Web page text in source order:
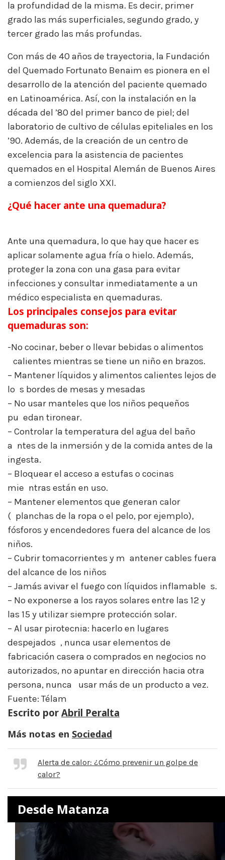
la profundidad de la misma. Es decir, primer
grado las más superficiales, segundo grado, y
tercer grado las más profundas.
Con más de 40 años de trayectoria, la Fundación
del Quemado Fortunato Benaim es pionera en el
desarrollo de la atención del paciente quemado
en Latinoamérica. Así, con la instalación en la
década del ’80 del primer banco de piel; del
laboratorio de cultivo de células epiteliales en los
’90. Además, de la creación de un centro de
excelencia para la asistencia de pacientes
quemados en el Hospital Alemán de Buenos Aires
a comienzos del siglo XXI.
¿Qué hacer ante una quemadura?
Ante una quemadura, lo que hay que hacer es
aplicar solamente agua fría o hielo. Además,
proteger la zona con una gasa para evitar
infecciones y consultar inmediatamente a un
médico especialista en quemaduras.
Los principales consejos para evitar
quemaduras son:
-No cocinar, beber o llevar bebidas o alimentos
calientes mientras se tiene un niño en brazos.
– Mantener líquidos y alimentos calientes lejos de
lo s bordes de mesas y mesadas
– No usar manteles que los niños pequeños
pu edan tironear.
– Controlar la temperatura del agua del baño
a ntes de la inmersión y de la comida antes de la
ingesta.
– Bloquear el acceso a estufas o cocinas
mie ntras están en uso.
– Mantener elementos que generan calor
( planchas de la ropa o el pelo, por ejemplo),
fósforos y encendedores fuera del alcance de los
niños.
– Cubrir tomacorrientes y m antener cables fuera
del alcance de los niños
– Jamás avivar el fuego con líquidos inflamable s.
– No exponerse a los rayos solares entre las 12 y
las 15 y utilizar siempre protección solar.
– Al usar pirotecnia: hacerlo en lugares
despejados , nunca usar elementos de
fabricación casera o comprados en negocios no
autorizados, no apuntar en dirección hacia otra
persona, nunca
usar más de un producto a vez.
Fuente: Télam
Escrito por Abril Peralta
Más notas en Sociedad
Alerta de calor: ¿Cómo prevenir un golpe de
calor?